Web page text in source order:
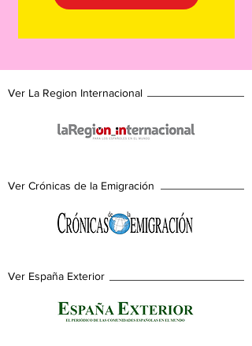
Ver La Region Internacional
Ver Crónicas de la Emigración
Ver España Exterior